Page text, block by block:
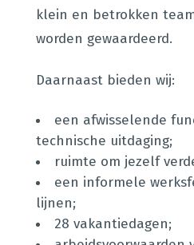
klein en betrokken
worden gewaardeerd.
Daarnaast bieden wij:
een afwisselende
technische uitdaging;
ruimte om jezelf
een informele
lijnen;
28 vakantiedagen;